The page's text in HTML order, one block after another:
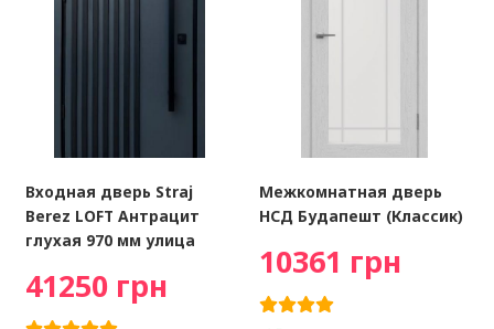
Входная дверь Straj
Berez LOFT Антрацит
глухая 970 мм улица
41250 грн
Межкомнатная дверь
НСД Будапешт (Классик)
10361 грн